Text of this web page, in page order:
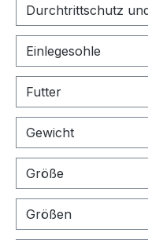
Durchtrittschutz
Einlegesohle
Futter
Gewicht
Größe
Größen